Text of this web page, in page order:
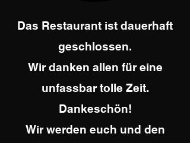
Das Restaurant ist dauerhaft
geschlossen.
Wir danken allen für eine
unfassbar tolle Zeit.
Dankeschön!
Wir werden euch und den